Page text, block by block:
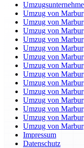
Umzug von
Umzug von
Umzug von
Umzug von
Umzug von
Umzug von
Umzug von
Umzug von
Umzug von
Umzug von
Umzug von
Umzug von
Umzug von
Umzug von
Impressum
Datenschutz